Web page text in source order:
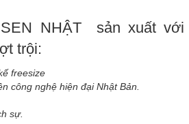
NHẬT sản xuất với
trội:
freesize
công nghệ hiện đại Nhật Bản.
sự.